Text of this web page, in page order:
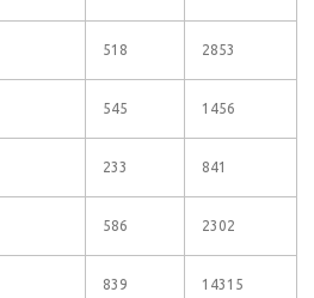
518 2853
545 1456
233 841
586 2302
839 14315